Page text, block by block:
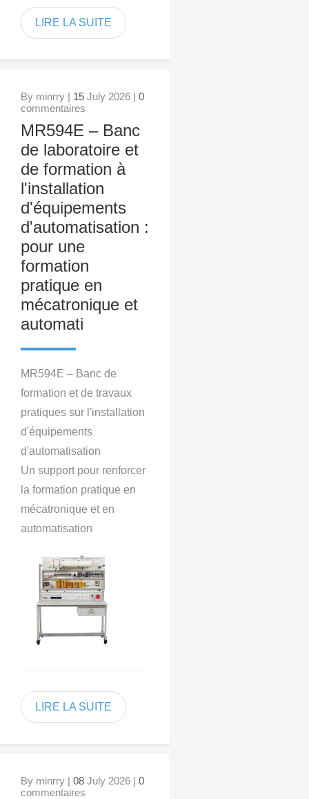
LIRE LA SUITE
By minrry | 15 July 2026 | 0
commentaires
MR594E – Banc
de laboratoire et
de formation à
l'installation
d'équipements
d'automatisation :
pour une
formation
pratique en
mécatronique et
automati
MR594E – Banc de
formation et de travaux
pratiques sur l'installation
d'équipements
d'automatisation
Un support pour renforcer
la formation pratique en
mécatronique et en
automatisation
LIRE LA SUITE
By minrry | 08 July 2026 | 0
commentaires